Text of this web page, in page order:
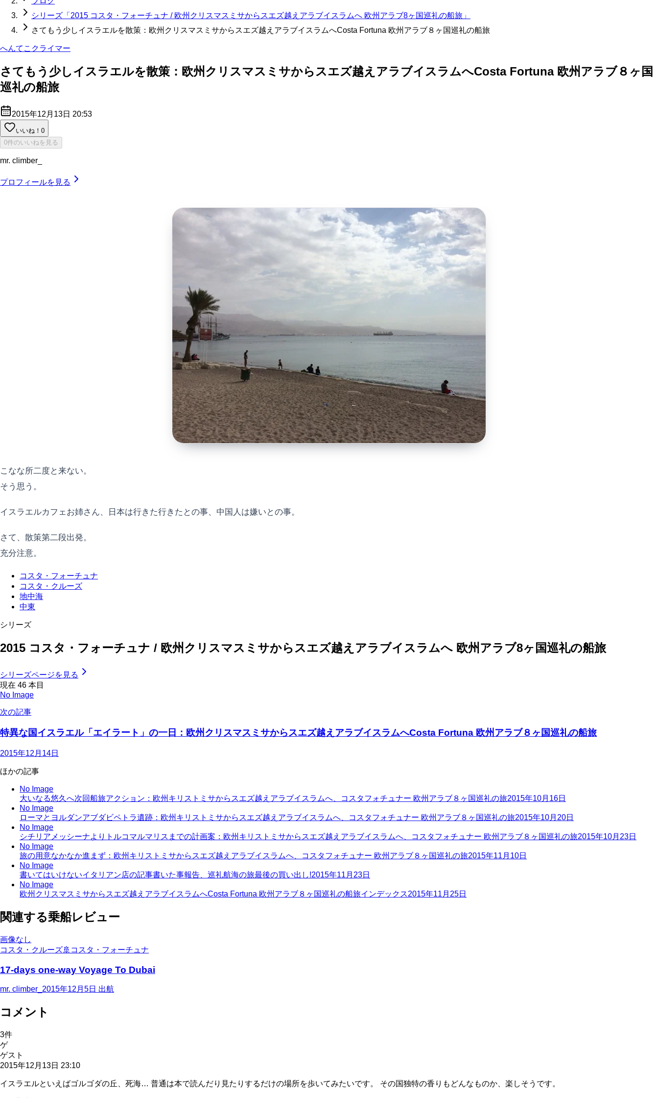
シリーズ「2015 コスタ・フォーチュナ / 欧州クリスマスミサからスエズ越えアラブイスラムへ 欧州アラブ8ヶ国巡礼の船旅」
さてもう少しイスラエルを散策：欧州クリスマスミサからスエズ越えアラブイスラムへCosta Fortuna 欧州アラブ８ヶ国巡礼の船旅
へんてこクライマー
さてもう少しイスラエルを散策：欧州クリスマスミサからスエズ越えアラブイスラムへCosta Fortuna 欧州アラブ８ヶ国
巡礼の船旅
2015年12月13日 20:53
いいね！ 0
0件のいいねを見る
mr. climber_
プロフィールを見る
こなな所二度と来ない。
そう思う。
イスラエルカフェお姉さん、日本は行きた行きたとの事、中国人は嫌いとの事。
さて、散策第二段出発。
充分注意。
コスタ・フォーチュナ
コスタ・クルーズ
地中海
中東
シリーズ
2015 コスタ・フォーチュナ / 欧州クリスマスミサからスエズ越えアラブイスラムへ 欧州アラブ8ヶ国巡礼の船旅
シリーズページを見る
現在 46 本目
No Image
次の記事
特異な国イスラエル「エイラート」の一日：欧州クリスマスミサからスエズ越えアラブイスラムへCosta Fortuna 欧州アラブ８ヶ国巡礼の船旅
2015年12月14日
ほかの記事
No Image
大いなる悠久へ次回船旅アクション：欧州キリストミサからスエズ越えアラブイスラムへ、コスタフォチュナー 欧州アラブ８ヶ国巡礼の旅2015年10月16日
No Image
ローマとヨルダンアブダビペトラ遺跡：欧州キリストミサからスエズ越えアラブイスラムへ、コスタフォチュナー 欧州アラブ８ヶ国巡礼の旅2015年10月20日
No Image
シチリアメッシーナよりトルコマルマリスまでの計画案：欧州キリストミサからスエズ越えアラブイスラムへ、コスタフォチュナー 欧州アラブ８ヶ国巡礼の旅2015年10月23日
No Image
旅の用意なかなか進まず：欧州キリストミサからスエズ越えアラブイスラムへ、コスタフォチュナー 欧州アラブ８ヶ国巡礼の旅2015年11月10日
No Image
書いてはいけないイタリアン店の記事書いた事報告、巡礼航海の旅最後の買い出し!2015年11月23日
No Image
欧州クリスマスミサからスエズ越えアラブイスラムへCosta Fortuna 欧州アラブ８ヶ国巡礼の船旅インデックス2015年11月25日
関連する乗船レビュー
画像なし
コスタ・クルーズ🚢 コスタ・フォーチュナ
17-days one-way Voyage To Dubai
mr. climber_ 2015年12月5日 出航
コメント
3件
ゲ
ゲスト
2015年12月13日 23:10
イスラエルといえばゴルゴダの丘、死海… 普通は本で読んだり見たりするだけの場所を歩いてみたいです。 その国独特の香りもどんなものか、楽しそうです。